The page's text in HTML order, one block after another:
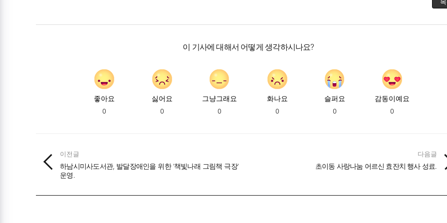
이 기사에 대해서 어떻게 생각하시나요?
좋아요
0
싫어요
0
그냥그래요
0
화나요
0
슬퍼요
0
감동이예요
0
이전글
하남시미사도서관, 발달장애인을 위한 ‘책빛나래 그림책 극장’
운영.
다음글
초이동 사랑나눔 어르신 효잔치 행사 성료.